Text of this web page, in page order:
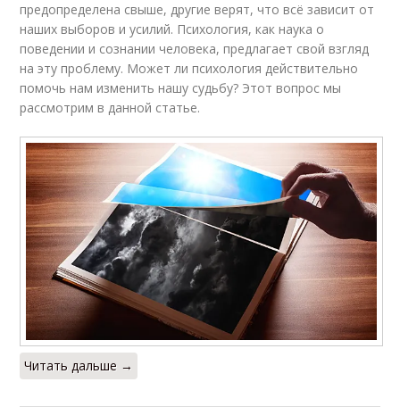
предопределена свыше, другие верят, что всё зависит от
наших выборов и усилий. Психология, как наука о
поведении и сознании человека, предлагает свой взгляд
на эту проблему. Может ли психология действительно
помочь нам изменить нашу судьбу? Этот вопрос мы
рассмотрим в данной статье.
Читать дальше →